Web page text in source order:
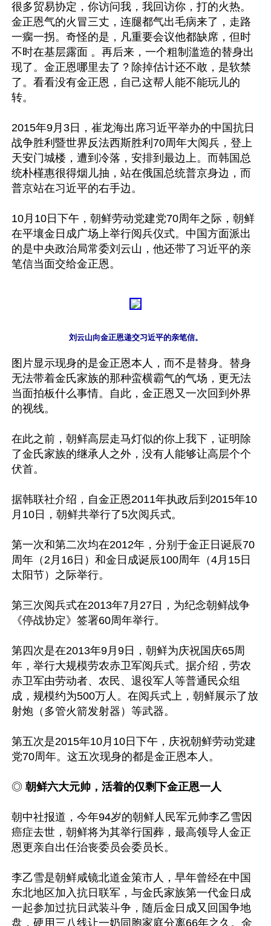
很多贸易协定，你访问我，我回访你，打的火热。
金正恩气的火冒三丈，连腿都气出毛病来了，走路
一瘸一拐。奇怪的是，凡重要会议他都缺席，但时
不时在基层露面 。再后来，一个粗制滥造的替身出
现了。金正恩哪里去了？除掉估计还不敢，是软禁
了。看看没有金正恩，自己这帮人能不能玩儿的
转。
2015年9月3日，崔龙海出席习近平举办的中国抗日
战争胜利暨世界反法西斯胜利70周年大阅兵，登上
天安门城楼，遭到冷落，安排到最边上。而韩国总
统朴槿惠很得烟儿抽，站在俄国总统普京身边，而
普京站在习近平的右手边。
10月10日下午，朝鲜劳动党建党70周年之际，朝鲜
在平壤金日成广场上举行阅兵仪式。中国方面派出
的是中央政治局常委刘云山，他还带了习近平的亲
笔信当面交给金正恩。
刘云山向金正恩递交习近平的亲笔信。
图片显示现身的是金正恩本人，而不是替身。替身
无法带着金氏家族的那种蛮横霸气的气场，更无法
当面拍板什么事情。自此，金正恩又一次回到外界
的视线。
在此之前，朝鲜高层走马灯似的你上我下，证明除
了金氏家族的继承人之外，没有人能够让高层个个
伏首。
据韩联社介绍，自金正恩2011年执政后到2015年10
月10日，朝鲜共举行了5次阅兵式。
第一次和第二次均在2012年，分别于金正日诞辰70
周年（2月16日）和金日成诞辰100周年（4月15日
太阳节）之际举行。
第三次阅兵式在2013年7月27日，为纪念朝鲜战争
《停战协定》签署60周年举行。
第四次是在2013年9月9日，朝鲜为庆祝国庆65周
年，举行大规模劳农赤卫军阅兵式。据介绍，劳农
赤卫军由劳动者、农民、退役军人等普通民众组
成，规模约为500万人。在阅兵式上，朝鲜展示了放
射炮（多管火箭发射器）等武器。
第五次是2015年10月10日下午，庆祝朝鲜劳动党建
党70周年。这五次现身的都是金正恩本人。
◎ 朝鲜六大元帅，活着的仅剩下金正恩一人
朝中社报道，今年94岁的朝鲜人民军元帅李乙雪因
癌症去世，朝鲜将为其举行国葬，最高领导人金正
恩更亲自出任治丧委员会委员长。
李乙雪是朝鲜咸镜北道金策市人，早年曾经在中国
东北地区加入抗日联军，与金氏家族第一代金日成
一起参加过抗日武装斗争，随后金日成又回国争地
盘，硬用三八线让一奶同胞家庭分离66年之久。金